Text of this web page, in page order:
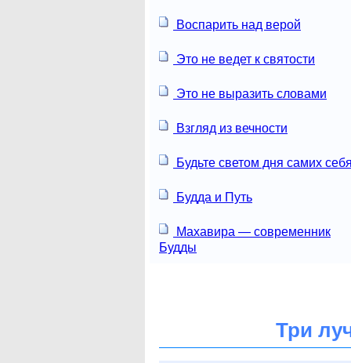
Воспарить над верой
Это не ведет к святости
Это не выразить словами
Взгляд из вечности
Будьте светом дня самих
Будда и Путь
Махавира — современник
Будды
Три